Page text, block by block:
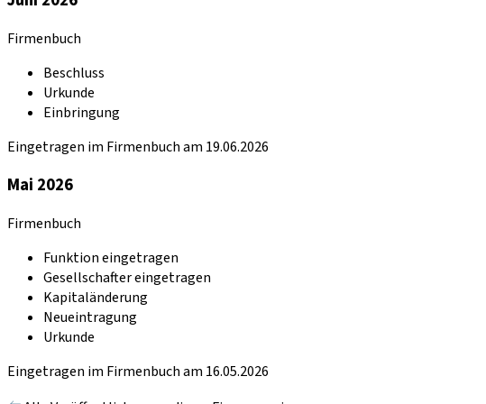
Firmenbuch
Beschluss
Urkunde
Einbringung
Eingetragen im Firmenbuch am 19.06.2026
Mai 2026
Firmenbuch
Funktion eingetragen
Gesellschafter eingetragen
Kapitaländerung
Neueintragung
Urkunde
Eingetragen im Firmenbuch am 16.05.2026